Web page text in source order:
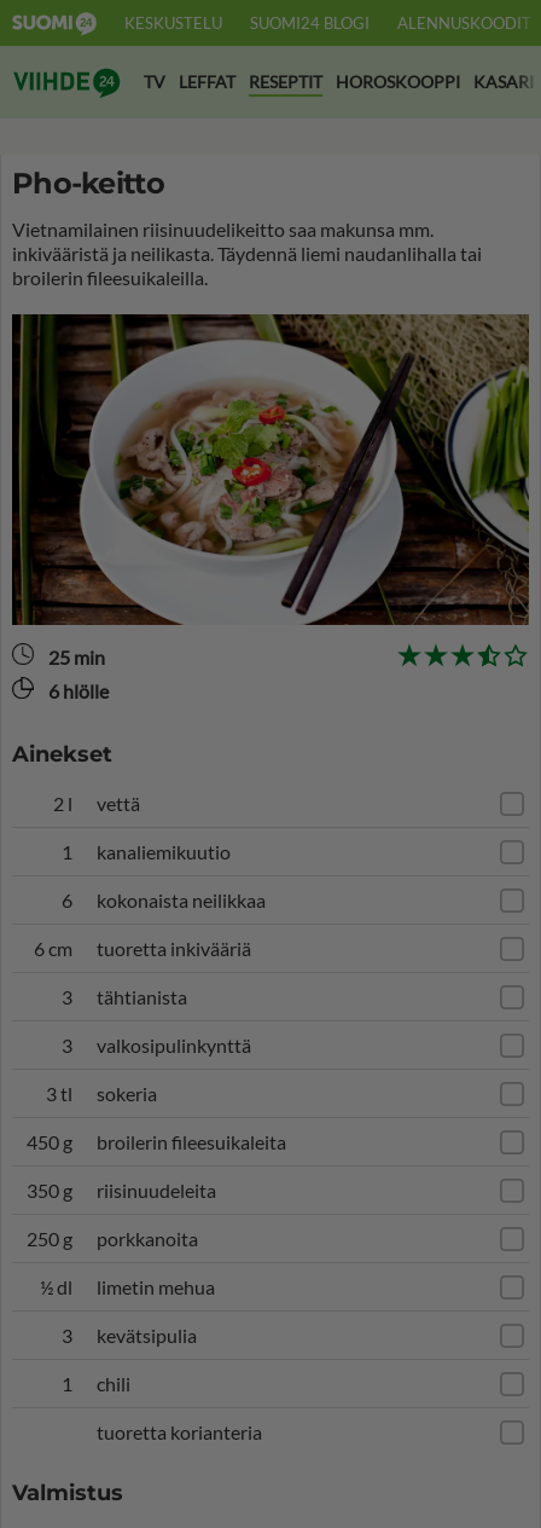
KESKUSTELU SUOMI24 BLOGI ALENNUSKOODIT
Suomi24 Viihde
TV LEFFAT RESEPTIT HOROSKOOPPI KASARI
Pho-keitto
Vietnamilainen riisinuudelikeitto saa makunsa mm.
inkivääristä ja neilikasta. Täydennä liemi naudanlihalla tai
broilerin fileesuikaleilla.
25 min
6 hlölle
Ainekset
2 l vettä
1 kanaliemikuutio
6 kokonaista neilikkaa
6 cm tuoretta inkivääriä
3 tähtianista
3 valkosipulinkynttä
3 tl sokeria
450 g broilerin fileesuikaleita
350 g riisinuudeleita
250 g porkkanoita
½ dl limetin mehua
3 kevätsipulia
1 chili
tuoretta korianteria
Valmistus